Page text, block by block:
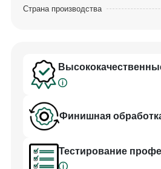
Страна производства
Финишная
Тестирование